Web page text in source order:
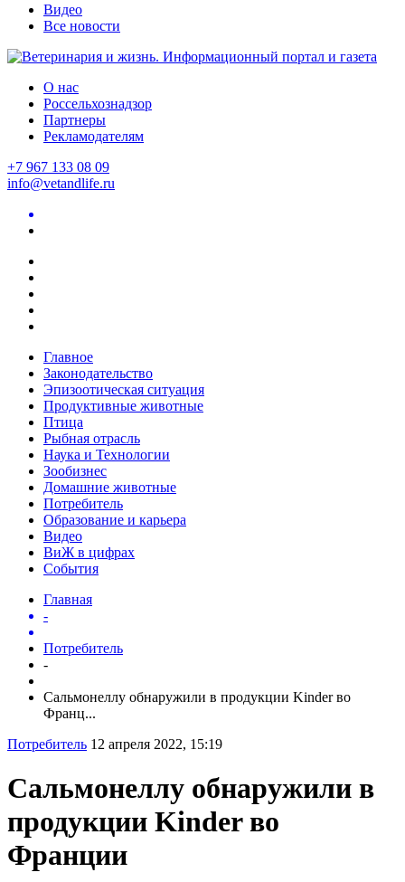
Видео
Все новости
О нас
Россельхознадзор
Партнеры
Рекламодателям
+7 967 133 08 09
info@vetandlife.ru
Главное
Законодательство
Эпизоотическая ситуация
Продуктивные животные
Птица
Рыбная отрасль
Наука и Технологии
Зообизнес
Домашние животные
Потребитель
Образование и карьера
Видео
ВиЖ в цифрах
События
Главная
-
Потребитель
-
Сальмонеллу обнаружили в продукции Kinder во
Франц...
Потребитель 12 апреля 2022, 15:19
Сальмонеллу обнаружили в
продукции Kinder во
Франции